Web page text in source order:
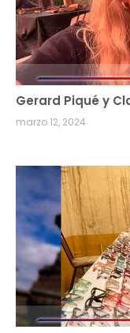
Gerard Piqué y
marzo 12, 2024